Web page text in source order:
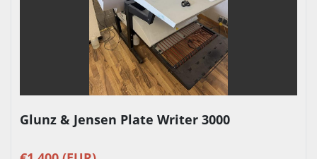
Glunz & Jensen Plate Writer 3000